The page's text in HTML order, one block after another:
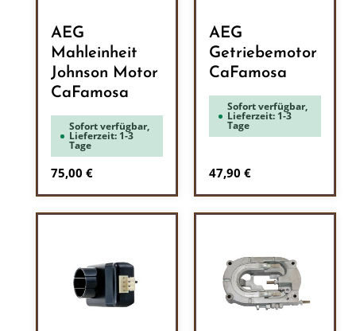
AEG
Mahleinheit
Johnson Motor
CaFamosa
Sofort verfügbar,
Lieferzeit: 1-3
Tage
Regulärer Preis:
75,00 €
AEG
Getriebemotor
CaFamosa
Sofort verfügbar,
Lieferzeit: 1-3
Tage
Regulärer Preis:
47,90 €